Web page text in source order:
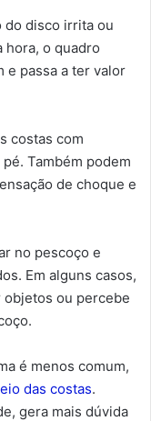
do disco irrita ou
hora, o quadro
e passa a ter valor
costas com
Também podem
de choque e
no pescoço e
Em alguns casos,
objetos ou percebe
é menos comum,
das costas.
gera mais dúvida